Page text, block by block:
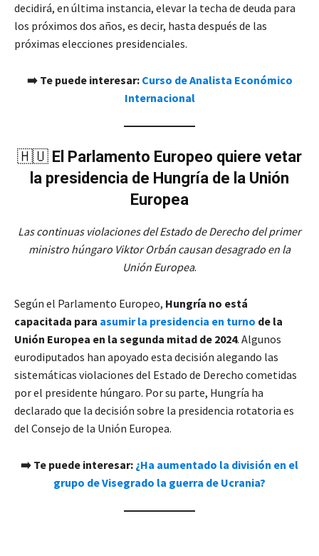
decidirá, en última instancia, elevar la techa de deuda para
los próximos dos años, es decir, hasta después de las
próximas elecciones presidenciales.
➡️ Te puede interesar: Curso de Analista Económico
Internacional
🇭🇺 El Parlamento Europeo quiere vetar
la presidencia de Hungría de la Unión
Europea
Las continuas violaciones del Estado de Derecho del primer
ministro húngaro Viktor Orbán causan desagrado en la
Unión Europea.
Según el Parlamento Europeo, Hungría no está
capacitada para asumir la presidencia en turno de la
Unión Europea en la segunda mitad de 2024. Algunos
eurodiputados han apoyado esta decisión alegando las
sistemáticas violaciones del Estado de Derecho cometidas
por el presidente húngaro. Por su parte, Hungría ha
declarado que la decisión sobre la presidencia rotatoria es
del Consejo de la Unión Europea.
➡️ Te puede interesar: ¿Ha aumentado la división en el
grupo de Visegrado la guerra de Ucrania?